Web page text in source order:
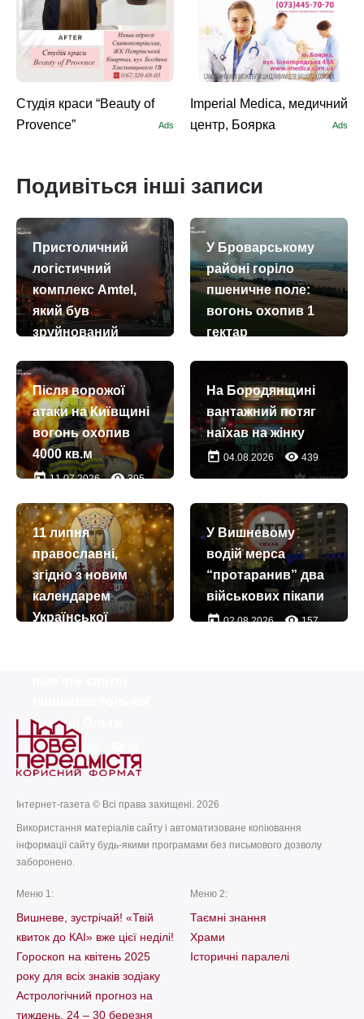
Студія краси “Beauty of
Provence”
Ads
Imperial Medica, медичний
центр, Боярка
Ads
Подивіться інші записи
Пристоличний
логістичний
комплекс Amtel,
який був
зруйнований
атаки, планують
відбудувати за 6-
10 місяців
today28.07.2026 remove_red_eye
У Броварському
районі горіло
пшеничне поле:
вогонь охопив 1
гектар
Після ворожої
атаки на Київщині
вогонь охопив
4000 кв.м
today11.07.2026 remove_red_eye395
На Бородянщині
вантажний потяг
наїхав на жінку
today 04.08.2026 remove_red_eye 439
11 липня
православні,
згідно з новим
календарем
Української
княгині Ольги
today11.07.2026
У Вишневому
водій мерса
“протаранив” два
військових пікапи
today02.08.2026 remove_red_eye157
Інтернет-газета © Всі права захищені. 2026
Використання матеріалів сайту і автоматизоване копіювання
інформації сайту будь-якими програмами без письмового дозволу
заборонено.
Меню 1:
Вишневе, зустрічай! «Твій
квиток до КАІ» вже цієї неділі!
Гороскоп на квітень 2025
року для всіх знаків зодіаку
Астрологічний прогноз на
тиждень, 24 – 30 березня
Меню 2:
Таємні знання
Храми
Історичні паралелі